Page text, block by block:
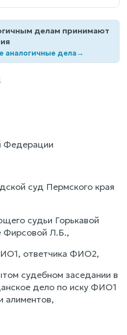
делам принимают
аналогичные дела→
Федерации
суд Пермского края
судьи Горькавой
Фирсовой Л.Б.,
ответчика ФИО2,
судебном заседании в
дело по иску ФИО1
алиментов,